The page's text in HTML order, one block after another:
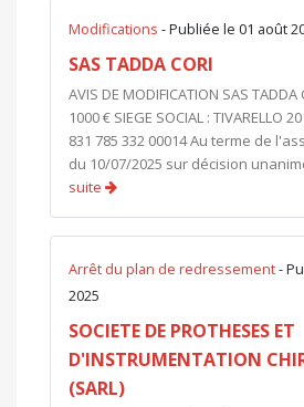
Modifications - Publiée le 01 août
SAS TADDA CORI
AVIS DE MODIFICATION SAS TADDA
1000 € SIEGE SOCIAL : TIVARELLO
831 785 332 00014 Au terme de
du 10/07/2025 sur décision
suite
Arrêt du plan de redressement-
2025
SOCIETE DE PROTHESES ET
D'INSTRUMENTATION
(SARL)